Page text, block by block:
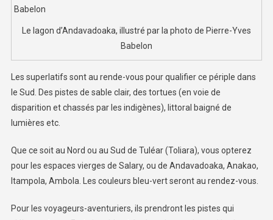
Le lagon d’Andavadoaka, illustré par la photo de Pierre-Yves
Babelon
Les superlatifs sont au rende-vous pour qualifier ce périple dans
le Sud. Des pistes de sable clair, des tortues (en voie de
disparition et chassés par les indigènes), littoral baigné de
lumières etc.
Que ce soit au Nord ou au Sud de Tuléar (Toliara), vous opterez
pour les espaces vierges de Salary, ou de Andavadoaka, Anakao,
Itampola, Ambola. Les couleurs bleu-vert seront au rendez-vous.
Pour les voyageurs-aventuriers, ils prendront les pistes qui